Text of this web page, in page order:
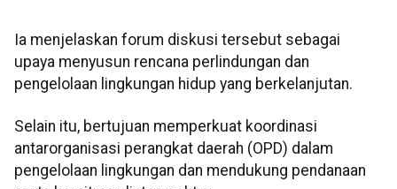
Ia menjelaskan forum diskusi tersebut sebagai
upaya menyusun rencana perlindungan dan
pengelolaan lingkungan hidup yang berkelanjutan.
Selain itu, bertujuan memperkuat koordinasi
antarorganisasi perangkat daerah (OPD) dalam
pengelolaan lingkungan dan mendukung pendanaan